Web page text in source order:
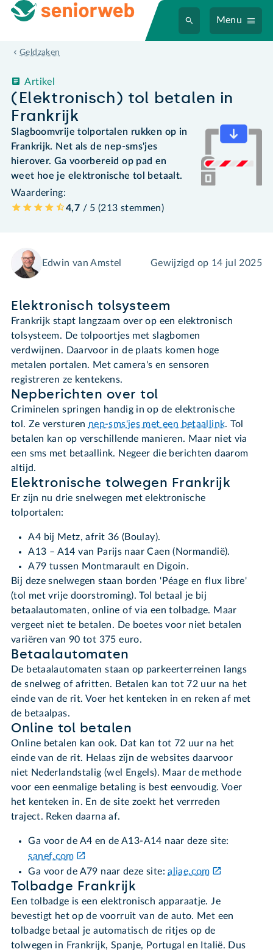
Menu
Geldzaken
(Elektronisch) tol betalen in
Frankrijk
Artikel
Slagboomvrije tolportalen rukken op in
Frankrijk. Net als de nep-sms'jes
hierover. Ga voorbereid op pad en
weet hoe je elektronische tol betaalt.
Waardering:
4,7 / 5 (213 stemmen)
Edwin van Amstel Gewijzigd op 14 jul 2025
Elektronisch tolsysteem
Frankrijk stapt langzaam over op een elektronisch
tolsysteem. De tolpoortjes met slagbomen
verdwijnen. Daarvoor in de plaats komen hoge
metalen portalen. Met camera's en sensoren
registreren ze kentekens.
Nepberichten over tol
Criminelen springen handig in op de elektronische
tol. Ze versturen nep-sms'jes met een betaallink. Tol
betalen kan op verschillende manieren. Maar niet via
een sms met betaallink. Negeer die berichten daarom
altijd.
Elektronische tolwegen Frankrijk
Er zijn nu drie snelwegen met elektronische
tolportalen:
A4 bij Metz, afrit 36 (Boulay).
A13 – A14 van Parijs naar Caen (Normandië).
A79 tussen Montmarault en Digoin.
Bij deze snelwegen staan borden 'Péage en flux libre'
(tol met vrije doorstroming). Tol betaal je bij
betaalautomaten, online of via een tolbadge. Maar
vergeet niet te betalen. De boetes voor niet betalen
variëren van 90 tot 375 euro.
Betaalautomaten
De betaalautomaten staan op parkeerterreinen langs
de snelweg of afritten. Betalen kan tot 72 uur na het
einde van de rit. Voer het kenteken in en reken af met
de betaalpas.
Online tol betalen
Online betalen kan ook. Dat kan tot 72 uur na het
einde van de rit. Helaas zijn de websites daarvoor
niet Nederlandstalig (wel Engels). Maar de methode
voor een eenmalige betaling is best eenvoudig. Voer
het kenteken in. En de site zoekt het verrreden
traject. Reken daarna af.
Ga voor de A4 en de A13-A14 naar deze site:
sanef.com
Ga voor de A79 naar deze site:aliae.com
Tolbadge Frankrijk
Een tolbadge is een elektronisch apparaatje. Je
bevestigt het op de voorruit van de auto. Met een
tolbadge betaal je automatisch de ritjes op de
tolwegen in Frankrijk, Spanje, Portugal en Italië. Dus